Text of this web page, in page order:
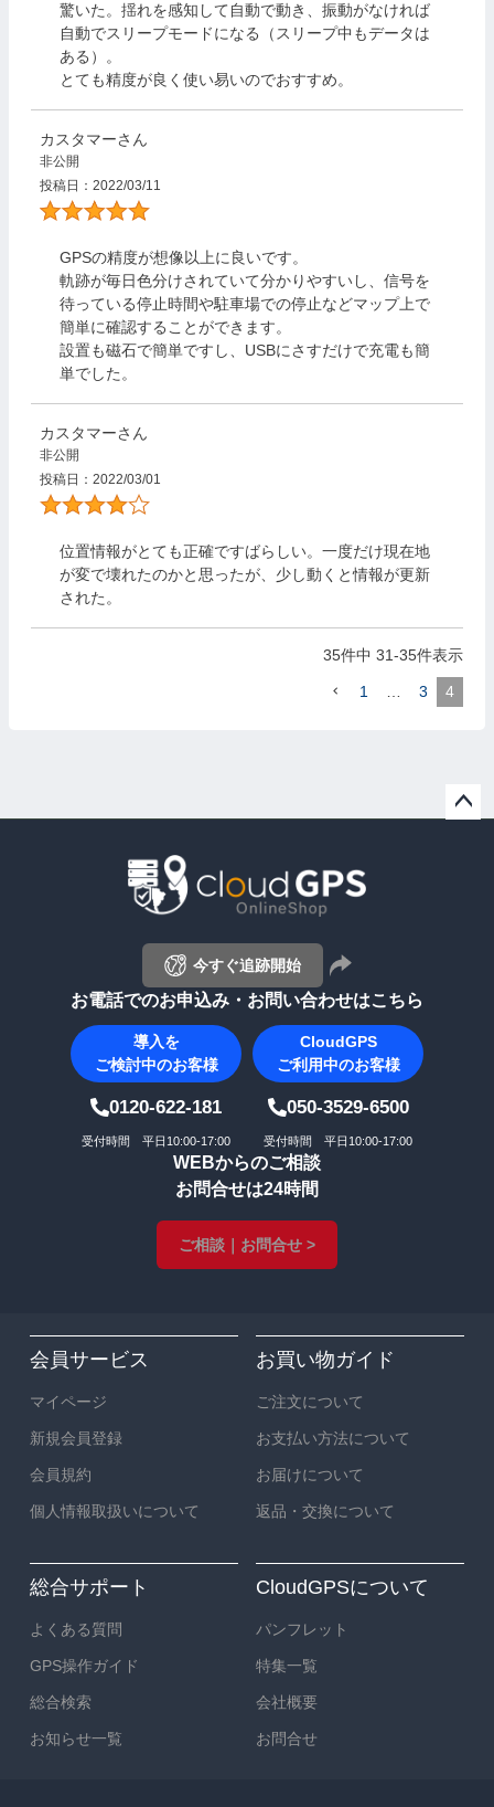
驚いた。揺れを感知して自動で動き、振動がなければ
自動でスリープモードになる（スリープ中もデータは
ある）。
とても精度が良く使い易いのでおすすめ。
カスタマー
非公開
投稿日
2022/03/11
GPSの精度が想像以上に良いです。
軌跡が毎日色分けされていて分かりやすいし、信号を
待っている停止時間や駐車場での停止などマップ上で
簡単に確認することができます。
設置も磁石で簡単ですし、USBにさすだけで充電も簡
単でした。
カスタマー
非公開
投稿日
2022/03/01
位置情報がとても正確ですばらしい。一度だけ現在地
が変で壊れたのかと思ったが、少し動くと情報が更新
された。
35件中 31-35件表示
1 3 4
今すぐ追跡開始
お電話でのお申込み・お問い合わせはこちら
導入を
ご検討中のお客様
CloudGPS
ご利用中のお客様
0120-622-181 050-3529-6500
受付時間 平日10:00-17:00 受付時間 平日10:00-17:00
WEBからのご相談
お問合せは24時間
ご相談｜お問合せ >
会員サービス
マイページ
新規会員登録
会員規約
個人情報取扱いについて
お買い物ガイド
ご注文について
お支払い方法について
お届けについて
返品・交換について
総合サポート
よくある質問
GPS操作ガイド
総合検索
お知らせ一覧
CloudGPSについて
パンフレット
特集一覧
会社概要
お問合せ